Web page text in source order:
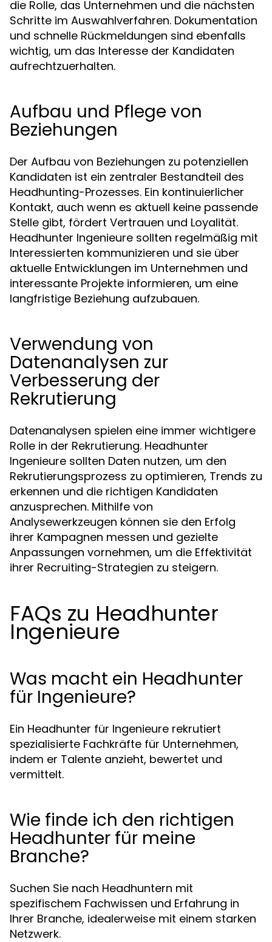
die Rolle, das Unternehmen und die nächsten
Schritte im Auswahlverfahren. Dokumentation
und schnelle Rückmeldungen sind ebenfalls
wichtig, um das Interesse der Kandidaten
aufrechtzuerhalten.
Aufbau und Pflege von
Beziehungen
Der Aufbau von Beziehungen zu potenziellen
Kandidaten ist ein zentraler Bestandteil des
Headhunting-Prozesses. Ein kontinuierlicher
Kontakt, auch wenn es aktuell keine passende
Stelle gibt, fördert Vertrauen und Loyalität.
Headhunter Ingenieure sollten regelmäßig mit
Interessierten kommunizieren und sie über
aktuelle Entwicklungen im Unternehmen und
interessante Projekte informieren, um eine
langfristige Beziehung aufzubauen.
Verwendung von
Datenanalysen zur
Verbesserung der
Rekrutierung
Datenanalysen spielen eine immer wichtigere
Rolle in der Rekrutierung. Headhunter
Ingenieure sollten Daten nutzen, um den
Rekrutierungsprozess zu optimieren, Trends zu
erkennen und die richtigen Kandidaten
anzusprechen. Mithilfe von
Analysewerkzeugen können sie den Erfolg
ihrer Kampagnen messen und gezielte
Anpassungen vornehmen, um die Effektivität
ihrer Recruiting-Strategien zu steigern.
FAQs zu Headhunter
Ingenieure
Was macht ein Headhunter
für Ingenieure?
Ein Headhunter für Ingenieure rekrutiert
spezialisierte Fachkräfte für Unternehmen,
indem er Talente anzieht, bewertet und
vermittelt.
Wie finde ich den richtigen
Headhunter für meine
Branche?
Suchen Sie nach Headhuntern mit
spezifischem Fachwissen und Erfahrung in
Ihrer Branche, idealerweise mit einem starken
Netzwerk.